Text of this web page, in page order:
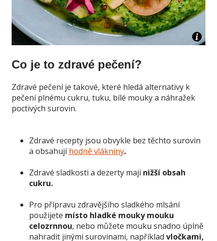
Co je to zdravé pečení?
Zdravé pečení je takové, které hledá alternativy k
pečení plnému cukru, tuku, bílé mouky a náhražek
poctivých surovin.
Zdravé recepty jsou obvykle bez těchto surovin
a obsahujíhodně vlákniny.
Zdravé sladkosti a dezerty majínižší obsah
cukru.
Pro přípravu zdravějšího sladkého mlsání
použijete místo hladké mouky mouku
celozrnnou, nebo můžete mouku snadno úplně
nahradit jinými surovinami, například vločkami,